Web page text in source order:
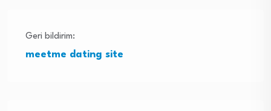
Geri bildirim:
meetme dating site